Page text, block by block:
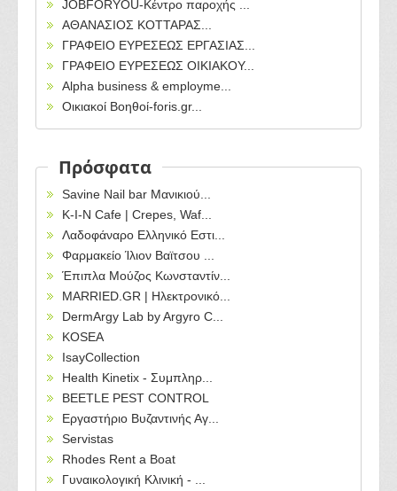
JOBFORYOU-Κέντρο παροχής ...
ΑΘΑΝΑΣΙΟΣ ΚΟΤΤΑΡΑΣ...
ΓΡΑΦΕΙΟ ΕΥΡΕΣΕΩΣ ΕΡΓΑΣΙΑΣ...
ΓΡΑΦΕΙΟ ΕΥΡΕΣΕΩΣ ΟΙΚΙΑΚΟΥ...
Alpha business & employme...
Οικιακοί Βοηθοί-foris.gr...
Πρόσφατα
Savine Nail bar Μανικιού...
Κ-Ι-Ν Cafe | Crepes, Waf...
Λαδοφάναρο Ελληνικό Εστι...
Φαρμακείο Ίλιον Βαϊτσου ...
Έπιπλα Μούζος Κωνσταντίν...
MARRIED.GR | Ηλεκτρονικό...
DermArgy Lab by Argyro C...
KOSEA
IsayCollection
Health Kinetix - Συμπληρ...
BEETLE PEST CONTROL
Εργαστήριο Βυζαντινής Αγ...
Servistas
Rhodes Rent a Boat
Γυναικολογική Κλινική - ...